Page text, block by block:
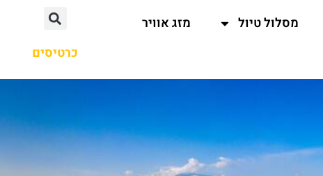
מסלול טיול
מזג אוויר
כרטיסים